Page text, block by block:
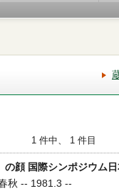
1 件中、 1 件目
顔 国際シンポジウム日
秋 -- 1981.3 --